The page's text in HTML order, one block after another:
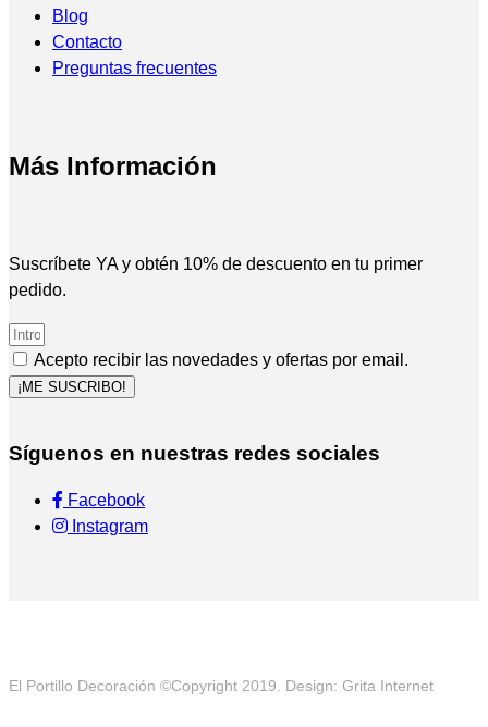
Blog
Contacto
Preguntas frecuentes
Más Información
Suscríbete YA y obtén 10% de descuento en tu primer
pedido.
Acepto recibir las novedades y ofertas por email.
¡ME SUSCRIBO!
Síguenos en nuestras redes sociales
Facebook
Instagram
El Portillo Decoración ©Copyright 2019. Design: Grita Internet